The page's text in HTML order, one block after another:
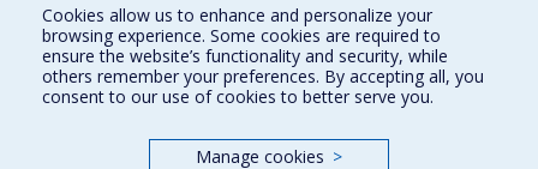
Find us
Site map
Accessibility
Cookies allow us to enhance and personalize your
browsing experience. Some cookies are required to
ensure the website’s functionality and security, while
others remember your preferences. By accepting all, you
consent to our use of cookies to better serve you.
Manage cookies >